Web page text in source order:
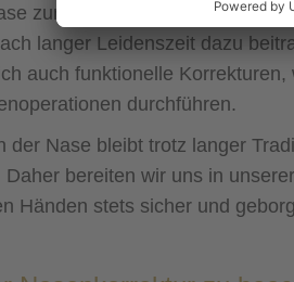
zur Belastung, können wir
langer Leidenszeit dazu
auch funktionelle
durchführen.
der Nase bleibt trotz langer
bereiten wir uns in
Händen stets sicher und